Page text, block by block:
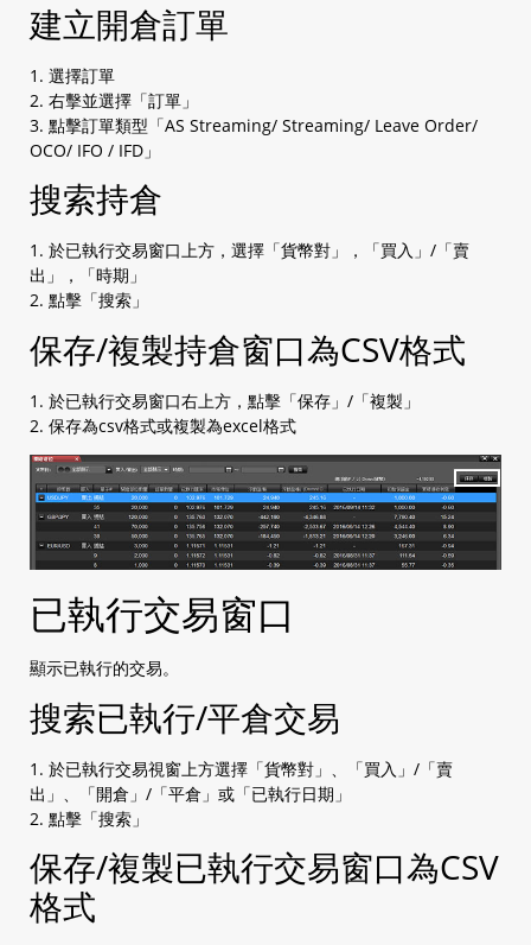
建立開倉訂單
1. 選擇訂單
2. 右擊並選擇「訂單」
3. 點擊訂單類型「AS Streaming/ Streaming/ Leave Order/
OCO/ IFO / IFD」
搜索持倉
1. 於已執行交易窗口上方，選擇「貨幣對」，「買入」/「賣
出」，「時期」
2. 點擊「搜索」
保存/複製持倉窗口為CSV格式
1. 於已執行交易窗口右上方，點擊「保存」/「複製」
2. 保存為csv格式或複製為excel格式
已執行交易窗口
顯示已執行的交易。
搜索已執行/平倉交易
1. 於已執行交易視窗上方選擇「貨幣對」、「買入」/「賣
出」、「開倉」/「平倉」或「已執行日期」
2. 點擊「搜索」
保存/複製已執行交易窗口為CSV
格式